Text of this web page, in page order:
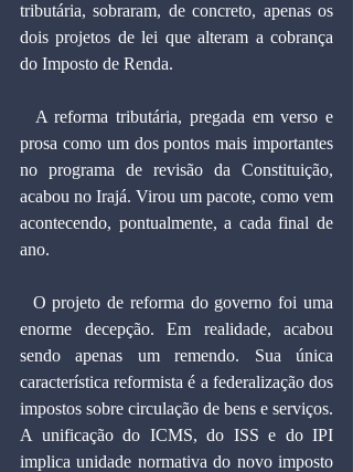
tributária, sobraram, de concreto, apenas os
dois projetos de lei que alteram a cobrança
do Imposto de Renda.
prosa como um dos pontos mais importantes
no programa de revisão da Constituição,
acabou no Irajá. Virou um pacote, como vem
acontecendo, pontualmente, a cada final de
ano.
enorme decepção. Em realidade, acabou
sendo apenas um remendo. Sua única
característica reformista é a federalização dos
impostos sobre circulação de bens e serviços.
A unificação do ICMS, do ISS e do IPI
implica unidade normativa do novo imposto